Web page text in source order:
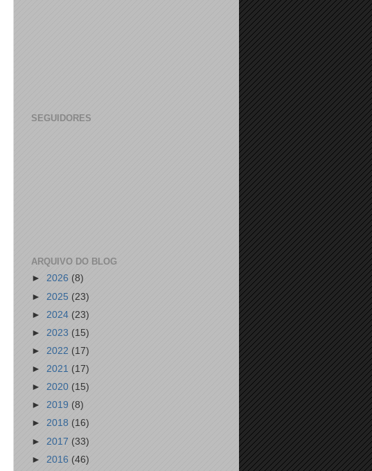
SEGUIDORES
ARQUIVO DO BLOG
► 2026 (8)
► 2025 (23)
► 2024 (23)
► 2023 (15)
► 2022 (17)
► 2021 (17)
► 2020 (15)
► 2019 (8)
► 2018 (16)
► 2017 (33)
► 2016 (46)